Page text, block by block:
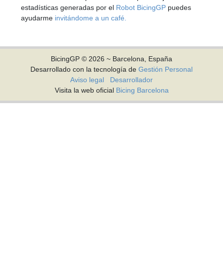
estadísticas generadas por el Robot BicingGP puedes
ayudarme invitándome a un café.
BicingGP © 2026 ~ Barcelona, España
Desarrollado con la tecnología de Gestión Personal
Aviso legal
Desarrollador
Visita la web oficial Bicing Barcelona